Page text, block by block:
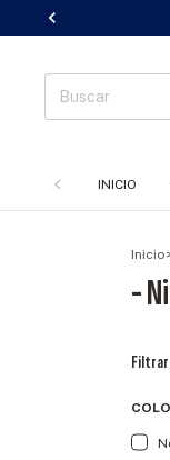
INICIO
Inicio
-